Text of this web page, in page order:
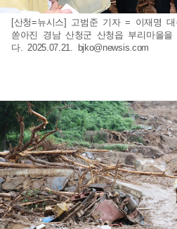
[산청=뉴시스] 고범준 기자 = 이재명
쏟아진 경남 산청군 산청읍 부리마을
다. 2025.07.21.
bjko@newsis.com